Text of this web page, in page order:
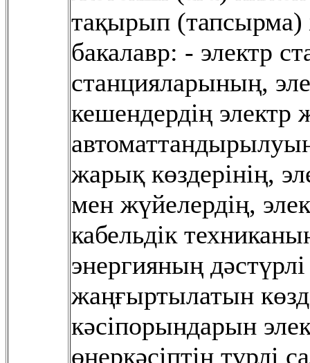
тақырып
бакалавр: - электр
станцияларының,
кешендердің электр
жарық көздерінің,
мен жүйелердің,
кабельдік
энергияның
жаңғыртылатын
кəсіпорындарын
өнеркəсіптің түрлі